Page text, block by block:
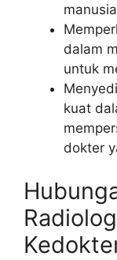
dalam
untuk
kuat
dokter